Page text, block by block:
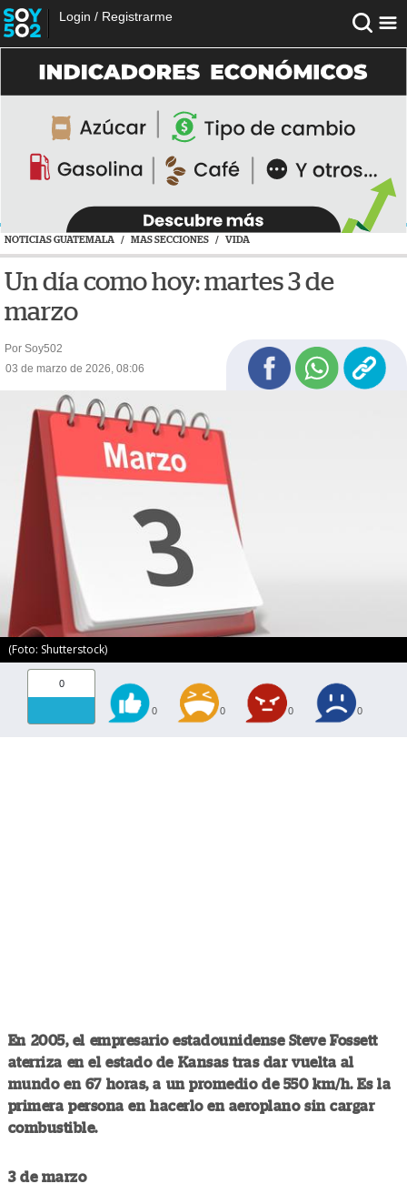
Login / Registrarme
NOTICIAS GUATEMALA / MAS SECCIONES / VIDA
Un día como hoy: martes 3 de
marzo
Por Soy502
03 de marzo de 2026, 08:06
(Foto: Shutterstock)
0
0 0 0 0
En 2005, el empresario estadounidense Steve Fossett
aterriza en el estado de Kansas tras dar vuelta al
mundo en 67 horas, a un promedio de 550 km/h. Es la
primera persona en hacerlo en aeroplano sin cargar
combustible.
3 de marzo